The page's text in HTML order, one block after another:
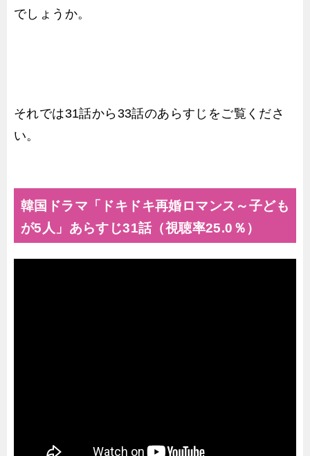
でしょうか。
それでは31話から33話のあらすじをご覧くださ
い。
韓国ドラマ「ドキドキ再婚ロマンス～子ども
が5人」あらすじ31話（視聴率25.0％）